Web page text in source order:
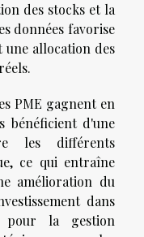
des stocks et la
données favorise
une allocation des
PME gagnent en
bénéficient d'une
les différents
ce qui entraîne
amélioration du
dans
pour la gestion